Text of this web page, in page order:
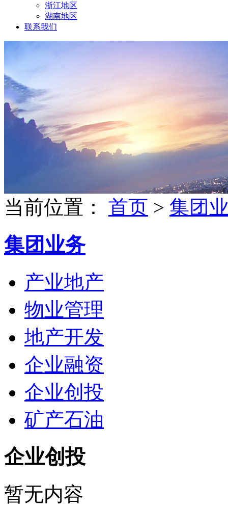
浙江地区
湖南地区
联系我们
当前位置： 首页 > 集团
集团业务
产业地产
物业管理
地产开发
企业融资
企业创投
矿产石油
企业创投
暂无内容